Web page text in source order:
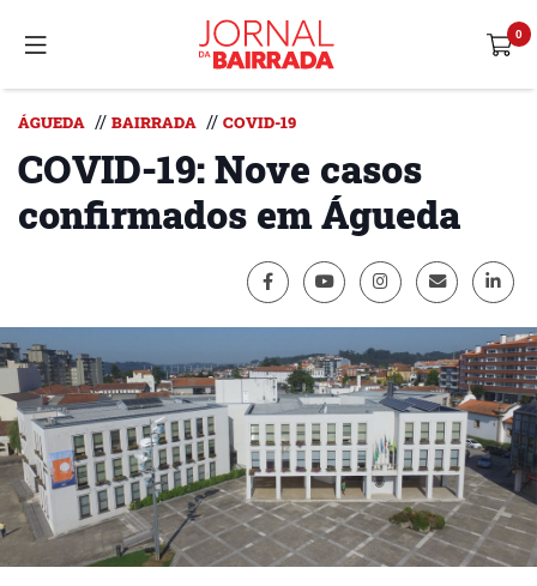
ÁGUEDA // BAIRRADA // COVID-19
COVID-19: Nove casos
confirmados em Águeda